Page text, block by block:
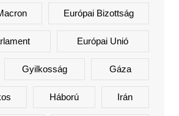
Európai Bizottság
Európai Unió
Gyilkosság Gáza
Háború Irán